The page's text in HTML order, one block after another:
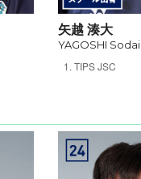
矢越 湊大
YAGOSHI Sodai
TIPS JSC